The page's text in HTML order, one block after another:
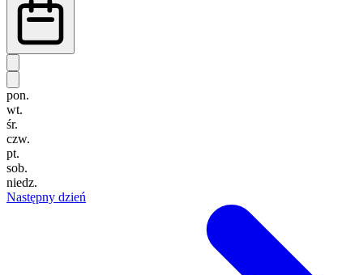
pon.
wt.
śr.
czw.
pt.
sob.
niedz.
Następny dzień